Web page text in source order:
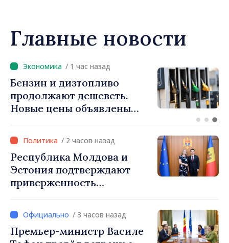
Главные новости
/ 1 час назад
ФОТО // Президент Майя
Санду встретилась с
участниками лагеря DOR:
остаётся крепкой»
/ 2 часов назад
Республика Молдова и
Эстония подтверждают
приверженность
сотрудничества
/ 3 часов назад
Премьер-министр Василе